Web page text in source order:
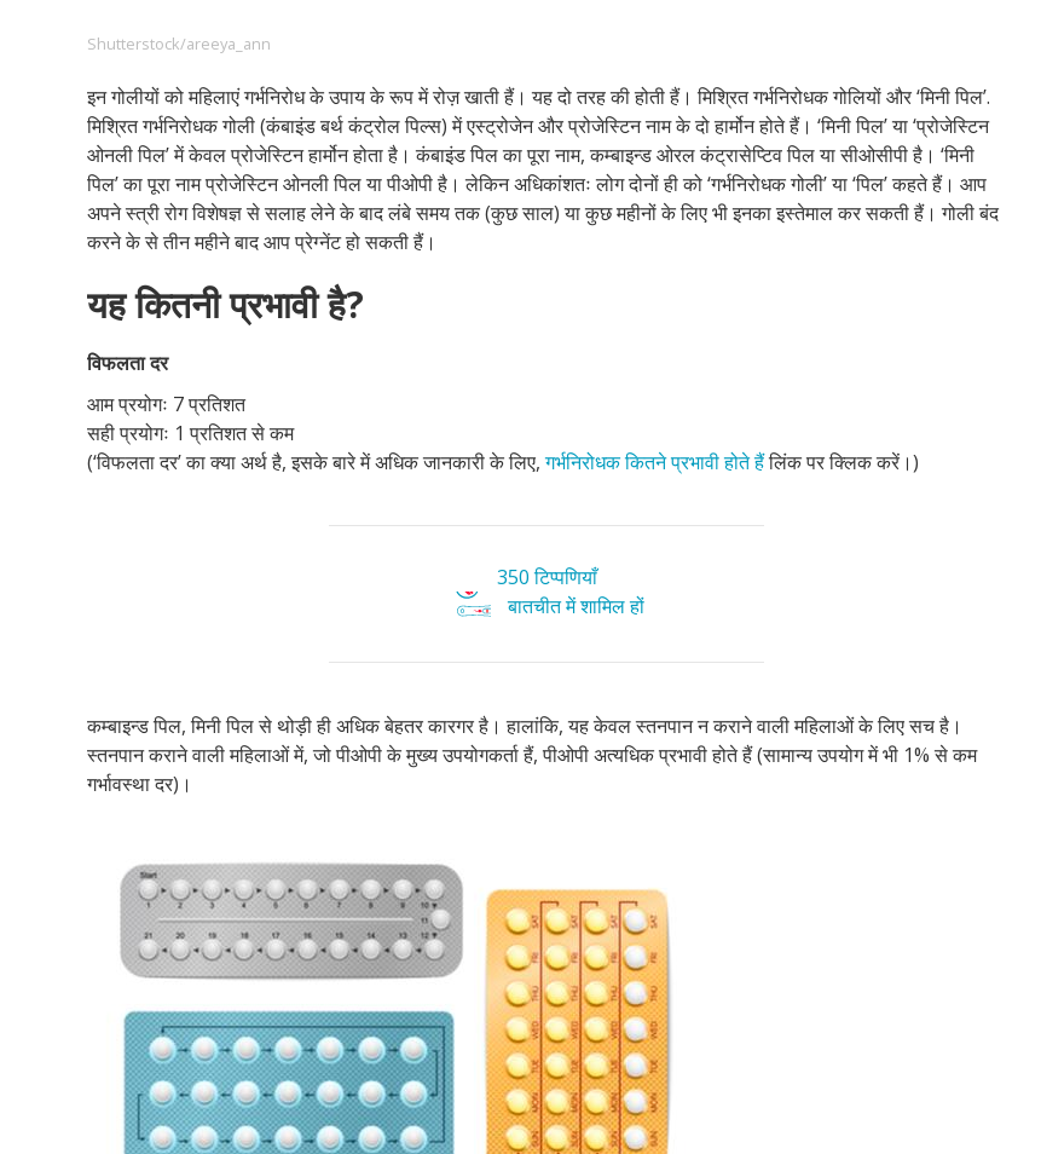
Footer
Company
हमारे सिद्धांत Just Poocho संपर्क करें
Shutterstock/areeya_ann
इन गोलीयों को महिलाएं गर्भनिरोध के उपाय के रूप में रोज़ खाती हैं। यह दो तरह की होती हैं। मिश्रित गर्भनिरोधक गोलियों और ‘मिनी पिल’.
मिश्रित गर्भनिरोधक गोली (कंबाइंड बर्थ कंट्रोल पिल्स) में एस्ट्रोजेन और प्रोजेस्टिन नाम के दो हार्मोन होते हैं। ‘मिनी पिल’ या ‘प्रोजेस्टिन
ओनली पिल’ में केवल प्रोजेस्टिन हार्मोन होता है। कंबाइंड पिल का पूरा नाम, कम्बाइन्ड ओरल कंट्रासेप्टिव पिल या सीओसीपी है। ‘मिनी
पिल’ का पूरा नाम प्रोजेस्टिन ओनली पिल या पीओपी है। लेकिन अधिकांशतः लोग दोनों ही को ‘गर्भनिरोधक गोली’ या ‘पिल’ कहते हैं। आप
अपने स्त्री रोग विशेषज्ञ से सलाह लेने के बाद लंबे समय तक (कुछ साल) या कुछ महीनों के लिए भी इनका इस्तेमाल कर सकती हैं। गोली बंद
करने के से तीन महीने बाद आप प्रेग्नेंट हो सकती हैं।
यह कितनी प्रभावी है?
विफलता दर
आम प्रयोगः 7 प्रतिशत
सही प्रयोगः 1 प्रतिशत से कम
(‘विफलता दर’ का क्या अर्थ है, इसके बारे में अधिक जानकारी के लिए,गर्भनिरोधक कितने प्रभावी होते हैंलिंक पर क्लिक करें।)
350 टिप्पणियाँ
बातचीत में शामिल हों
कम्बाइन्ड पिल, मिनी पिल से थोड़ी ही अधिक बेहतर कारगर है। हालांकि, यह केवल स्तनपान न कराने वाली महिलाओं के लिए सच है।
स्तनपान कराने वाली महिलाओं में, जो पीओपी के मुख्य उपयोगकर्ता हैं, पीओपी अत्यधिक प्रभावी होते हैं (सामान्य उपयोग में भी 1% से कम
गर्भावस्था दर)।